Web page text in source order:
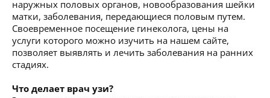
наружных половых органов, новообразования шейки
матки, заболевания, передающиеся половым путем.
Своевременное посещение гинеколога, цены на
услуги которого можно изучить на нашем сайте,
позволяет выявлять и лечить заболевания на ранних
стадиях.
Что делает врач узи?